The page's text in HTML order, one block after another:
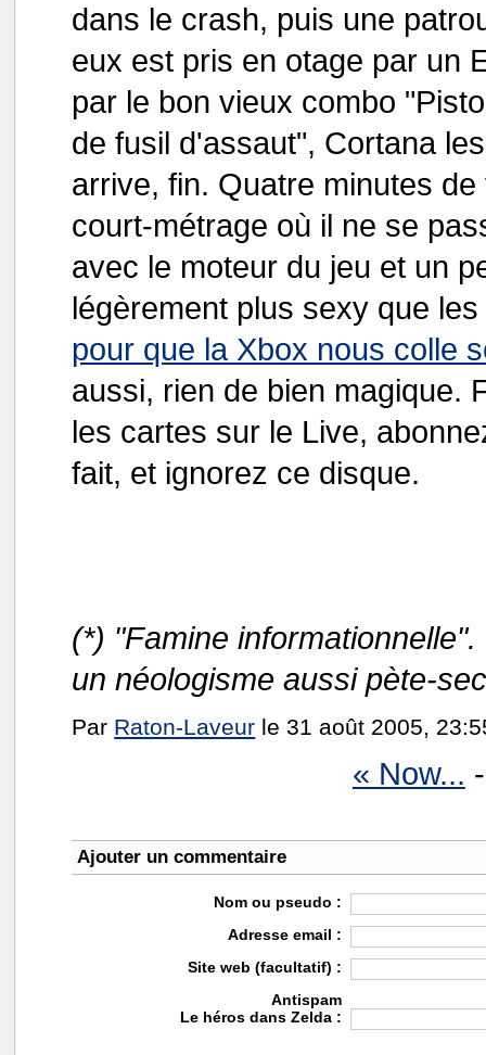
dans le crash, puis une
eux est pris en otage par un
par le bon vieux combo
de fusil d'assaut", Cortana
arrive, fin. Quatre minutes
court-métrage où il ne se
avec le moteur du jeu et un
légèrement plus sexy que
pour que la Xbox nous colle
aussi, rien de bien magique.
les cartes sur le Live,
fait, et ignorez ce disque.
(*) "Famine
un néologisme aussi pète-
Par Raton-Laveur le 31 août 2005,
« Now... -
Ajouter un commentaire
Nom ou pseudo :
Adresse email :
Site web (facultatif) :
Antispam
Le héros dans Zelda :